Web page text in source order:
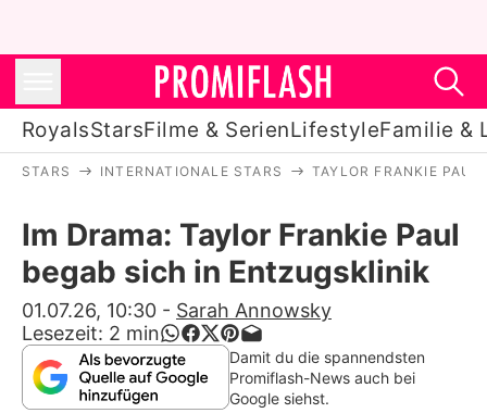
RoyalsStarsFilme & SerienLifestyleFamilie &
Stars
Filme & Serien
Lifestyle
Familie & Liebe
STARS INTERNATIONALE STARS TAYLOR FRANKIE PAUL
Im Drama: Taylor Frankie Paul
begab sich in Entzugsklinik
01.07.26, 10:30 - Sarah Annowsky
Lesezeit: 2 min
Damit du die spannendsten
Promiflash-News auch bei
Google siehst.